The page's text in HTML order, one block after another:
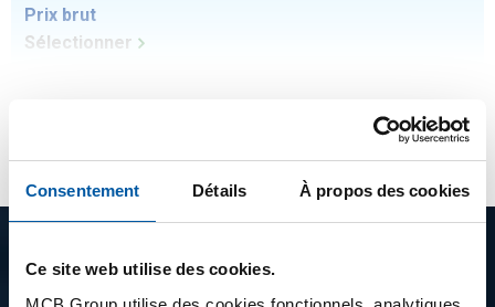
Consentement Détails À propos des cookies
Ce site web utilise des cookies.
Prix brut
Sélectionner
Montrer plus
Description du produit